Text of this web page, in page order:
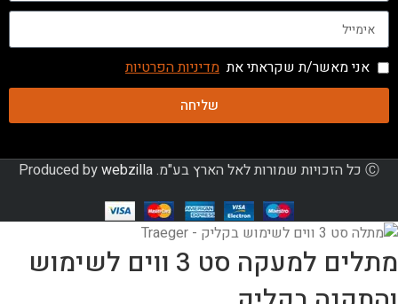
אני מאשר/ת שקראתי את מדיניות הפרטיות
שליחה
Ⓒ כל הזכויות שמורות לאל הארץ בע"מ. Produced by webzilla
מתלים למעקה סט 3 ווים לשימוש